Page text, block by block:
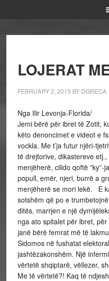
LOJERAT
FEBRUARY 2, 2015 BY DGRECA
Nga Ilir Levonja-Florida/
Jemi bërë për ibret të Zotit,
këto denoncimet e videot e
vockla. Me t’ja futur njëri-
të drejtorive, dikastereve
menjëherë, cilido qoftë ”ky”-
popull, emër, njeri, burrë a
menjëherë se mori lekë. E
sotshëm që po e
ditës, marrjen e një
nga ato spitalet për ibret,
janë bërë femrat më të
Sidomos në fushatat
jashtëzakonshëm. Një
vërtetë shqiptarë, vëllezer,
Me të vërtetë?! Kaq të